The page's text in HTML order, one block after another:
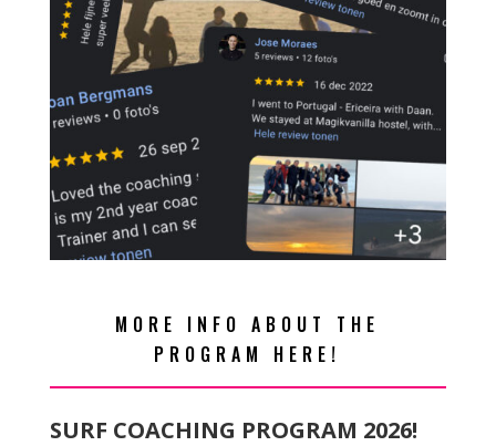
MORE INFO ABOUT THE
PROGRAM HERE!
SURF COACHING PROGRAM 2026!